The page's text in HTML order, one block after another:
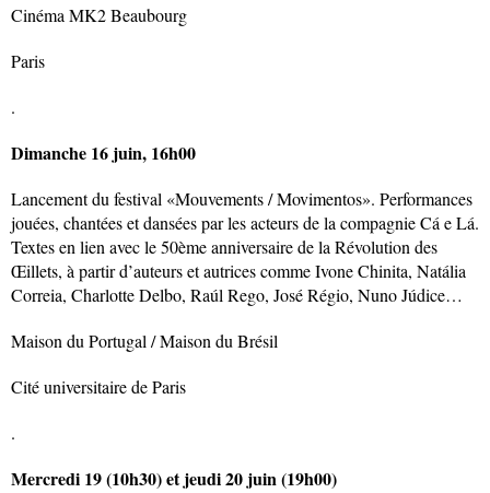
Cinéma MK2 Beaubourg
Paris
.
Dimanche 16 juin, 16h00
Lancement du festival «Mouvements / Movimentos». Performances
jouées, chantées et dansées par les acteurs de la compagnie Cá e Lá.
Textes en lien avec le 50ème anniversaire de la Révolution des
Œillets, à partir d’auteurs et autrices comme Ivone Chinita, Natália
Correia, Charlotte Delbo, Raúl Rego, José Régio, Nuno Júdice…
Maison du Portugal / Maison du Brésil
Cité universitaire de Paris
.
Mercredi 19 (10h30) et jeudi 20 juin (19h00)